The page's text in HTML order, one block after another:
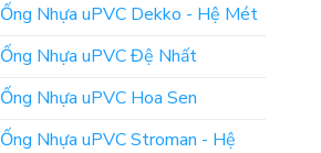
Ống Nhựa uPVC Dekko - Hệ Mét
Ống Nhựa uPVC Đệ Nhất
Ống Nhựa uPVC Hoa Sen
Ống Nhựa uPVC Stroman - Hệ